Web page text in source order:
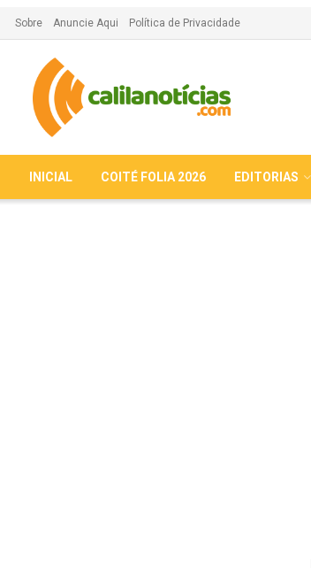
Sobre Anuncie Aqui Política de Privacidade
INICIAL COITÉ FOLIA 2026 EDITORIAS